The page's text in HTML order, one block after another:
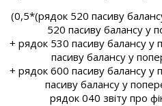
(0,5*(рядок 520 пасиву
520 пасиву балансу у
+ рядок 530 пасиву балансу у
пасиву балансу у
+ рядок 600 пасиву балансу у
пасиву балансу у
рядок 040 звіту про